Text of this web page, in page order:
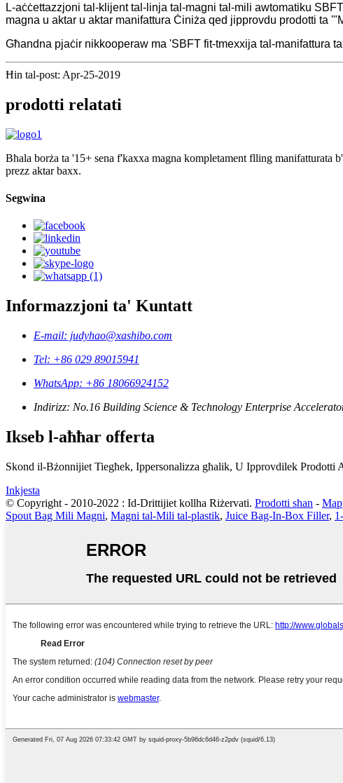
L-aċċettazzjoni tal-klijent tal-linja tal-magni tal-mili awtomatiku
magna u aktar u aktar manifattura Ċiniża qed jipprovdu prodotti ta
Għandna pjaċir nikkooperaw ma 'SBFT fit-tmexxija tal-manifattura
Ħin tal-post: Apr-25-2019
prodotti relatati
Bħala borża ta '15+ sena f'kaxxa magna kompletament flling
prezz aktar baxx.
Segwina
Informazzjoni ta' Kuntatt
E-mail: judyhao@xashibo.com
Tel: +86 029 89015941
WhatsApp: +86 18066924152
Indirizz: No.16 Building Science & Technology Enterprise
Ikseb l-aħħar offerta
Skond il-Bżonnijiet Tiegħek, Ippersonalizza għalik, U Ipprovdilek Prodotti
Inkjesta
© Copyright - 2010-2022 : Id-Drittijiet kollha Riżervati. Prodotti sħan -
Spout Bag Mili Magni, Magni tal-Mili tal-plastik, Juice Bag-In-Box Filler,